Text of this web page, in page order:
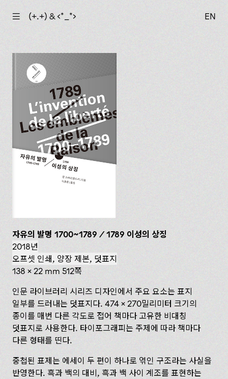
☰ (+.+) & ‹*_*› EN
자유의 발명 1700~1789 / 1789 이성의 상징
2018년
오프셋 인쇄, 양장 제본, 덧표지
138 x 22 mm 512쪽
인문 라이브러리 시리즈 디자인에서 주요 요소는 표지
일부를 드러내는 덧표지다. 474 x 270밀리미터 크기의
종이를 매번 다른 각도로 접어 책마다 고유한 비대칭
덧표지로 사용한다. 타이포그래피는 주제에 따라 책마다
다른 형태를 띤다.
중첩된 표제는 에세이 두 편이 하나로 엮인 구조라는 사실을
반영한다. 흑과 백의 대비, 흑과 백 사이 계조를 표현하는